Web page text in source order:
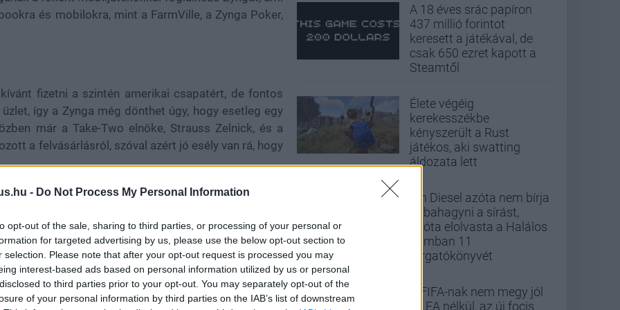
- Do Not Process My Personal Information
opt-out of the sale, sharing to third parties, or processing of your personal or
for targeted advertising by us, please use the below opt-out section to
selection. Please note that after your opt-out request is processed you may
interest-based ads based on personal information utilized by us or personal
to third parties prior to your opt-out. You may separately opt-out of the
of your personal information by third parties on the IAB’s list of downstream
és mobilokra, mint a FarmVille, a Zynga Poker,
fizetni a szintén amerikai csapatért, de fontos
így a Zynga még dönthet úgy, hogy esetleg egy
már a Take-Two elnöke, Strauss Zelnick, és a
a felvásárlásról, szóval azért jó esély van rá, hogy
tűnt, Zelnickéké lesz a Codemasters is, ám a stúdió
jön szembe GSO-n vagy a social médiában.
a legjobbakat,
iratkozz fel hírlevelünkre!
A 18 éves srác papíron
437 millió forintot
keresett a játékával, de
csak 650 ezret kapott a
Steamtől
Élete végéig
kerekesszékbe
kényszerült a Rust
játékos, aki swatting
áldozata lett
Vin Diesel azóta nem bírja
abbahagyni a sírást,
mióta elolvasta a Halálos
iramban 11
forgatókönyvét
A FIFA-nak nem megy jól
az EA nélkül, az új focis